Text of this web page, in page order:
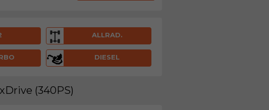
ALLRAD.
DIESEL
(340PS)